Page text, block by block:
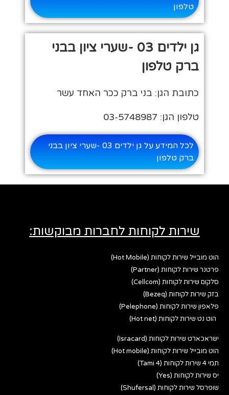
טלפון
גן ילדים 03 -שערי ציון בבני
ברק טלפון
כתובת הגן: בני ברק ככר האחד עשר
טלפון הגן: 03-5748987
לכל המידע על גן ילדים 03 -שערי ציון בבני
ברק טלפון
שירות לקוחות לחברות מבוקשות:
הוט מובייל שירות לקוחות (Hot Mobile)
פרטנר שירות לקוחות (Partner)
סלקום שירות לקוחות (Cellcom)
בזק שירות לקוחות (Bezeq)
פלאפון שירות לקוחות (Pelephone)
הוט נט שירות לקוחות (Hot net)
ישראכארט שירות לקוחות (Isracard)
הוט מובייל שירות לקוחות (Hot mobile)
תמי 4 שירות לקוחות (Tami 4)
יס שירות לקוחות (Yes)
שופרסל שירות לקוחות (Shufersal)